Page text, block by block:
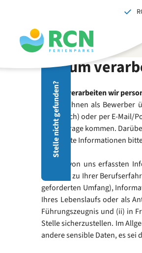
springen
springen
springen
Stelle nicht gefunden?
Warum
Warum verarbeiten wir
Die von Ihnen als Bewerber
Frankreich) oder per E-
RCN in Frage kommen.
bestimmte Informationen
Zu den von uns erfassten
Angaben zu Ihrer
geforderten Umfang),
Ihres Lebenslaufs oder als
Führungszeugnis und (ii) in
Stelle sicherzustellen. Im
andere sensible Daten, es